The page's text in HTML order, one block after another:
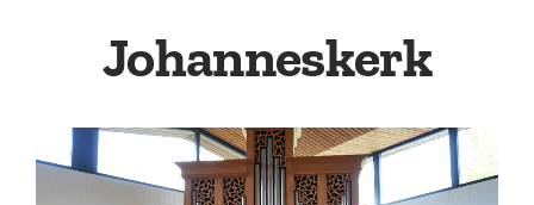
Johanneskerk